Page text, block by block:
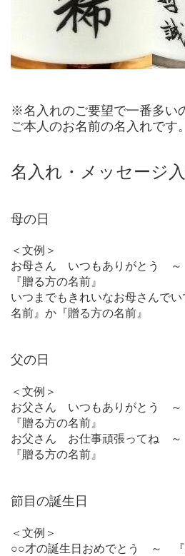
※名入れのご要望で一番多い
ご本人のお名前の名入れです。
名入れ・メッセージ
母の日
＜文例＞
お母さん いつもありがとう ～
『贈る方の名前』
いつまでもきれいなお母さん
名前』か『贈る方の名前』
父の日
＜文例＞
お父さん いつもありがとう ～
『贈る方の名前』
お父さん お仕事頑張ってね ～
『贈る方の名前』
節目の誕生日
＜文例＞
○○才の誕生日おめでとう ～ 『